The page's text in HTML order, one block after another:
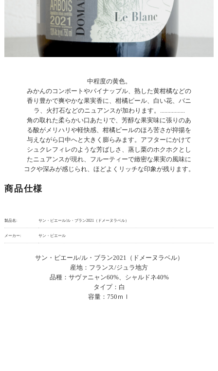
中程度の黄色。
みかんのコンポートやパイナップル、熟した黄柑橘などの
香り豊かで爽やかな果実香に、柑橘ピール、白い花、バニ
ラ、火打石などのニュアンスが加わります。.................
角の取れた柔らかい口あたりで、芳醇な果実味に張りのあ
る酸がメリハリや軽快感、柑橘ピールのほろ苦さが抑揚を
与えながら口中へと大きく膨らみます。アフターにかけて
シュクレフィレのような芳ばしさ、蒸し栗のホクホクとし
たニュアンスが現れ、フルーティーで緻密な果実の風味に
コクや深みが感じられ、ほどよくリッチな印象が残ります。
商品仕様
製品名: サン・ピエール/ル・ブラン2021（ドメーヌラベル）
メーカー: サン・ピエール
サン・ピエール/ル・ブラン2021（ドメーヌラベル）
産地：フランス/ジュラ地方
品種：サヴァニャン60%、シャルドネ40%
タイプ：白
容量：750ｍｌ